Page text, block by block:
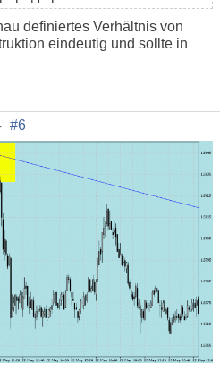
definiertes Verhältnis von
eindeutig und sollte in
#6